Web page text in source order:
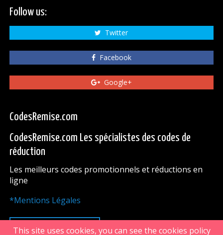
Follow us:
Twitter
Facebook
Google+
CodesRemise.com
CodesRemise.com Les spécialistes des codes de
réduction
Les meilleurs codes promotionnels et réductions en
ligne
*Mentions Légales
HAUT DE PAGE
This site uses cookies, you can see the cookies policy